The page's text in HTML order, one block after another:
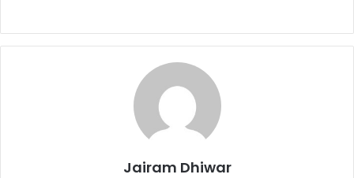
Jairam Dhiwar